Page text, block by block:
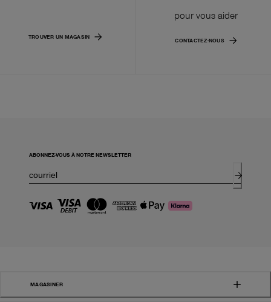
TROUVER UN MAGASIN
pour vous aider
CONTACTEZ-NOUS
ABONNEZ-VOUS À NOTRE NEWSLETTER
MAGASINER